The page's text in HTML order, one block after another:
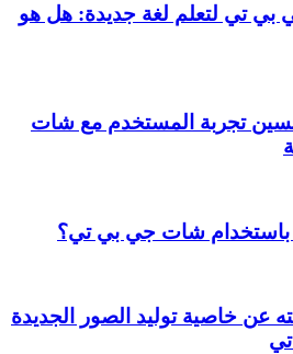
تي لتعلم لغة جديدة: هل هو
تجربة المستخدم مع شات
باستخدام شات جي بي تي؟
عن خاصية توليد الصور الجديدة